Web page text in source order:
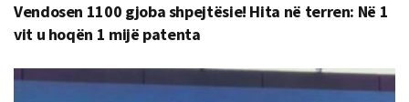
Vendosen 1100 gjoba shpejtësie! Hita në terren: Në 1
vit u hoqën 1 mijë patenta